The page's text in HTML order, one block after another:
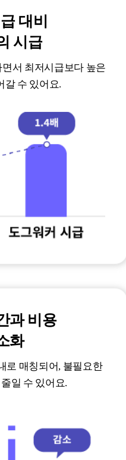
대비
시급
서 최저시급보다 높은
갈 수 있어요.
과 비용
화
로 매칭되어, 불필요한
일 수 있어요.